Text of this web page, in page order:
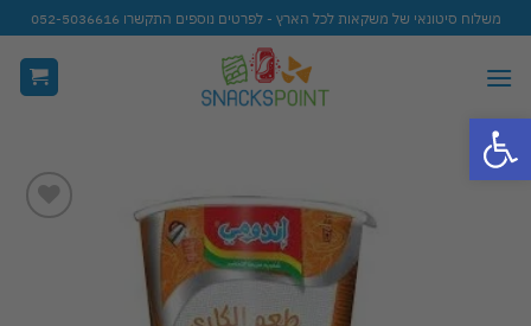
Skip
to
content
משלוח סיטונאי של משקאות לכל הארץ - לפרטים נוספים התקשרו 052-5036616
פתח סרגל נגישות